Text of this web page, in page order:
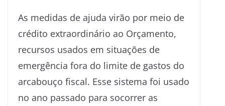
As medidas de ajuda virão por meio de
crédito extraordinário ao Orçamento,
recursos usados em situações de
emergência fora do limite de gastos do
arcabouço fiscal. Esse sistema foi usado
no ano passado para socorrer as